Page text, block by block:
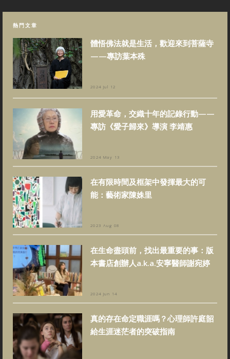
熱門文章
體悟佛法就是生活，歡迎來到菩薩寺
——專訪葉本殊
2024 Jul 12
用愛革命，交織十年的記錄行動——
專訪《愛子歸來》導演 李靖惠
2024 May 13
在有限時間及框架中發揮最大的可
能：藝術家陳姝里
2023 Aug 08
在生命盡頭前，找出最重要的事：版
本書店創辦人a.k.a.安寧醫師謝宛婷
2024 Jun 14
真的存在命定職涯嗎？心理師許庭韶
給生涯迷茫者的突破指南